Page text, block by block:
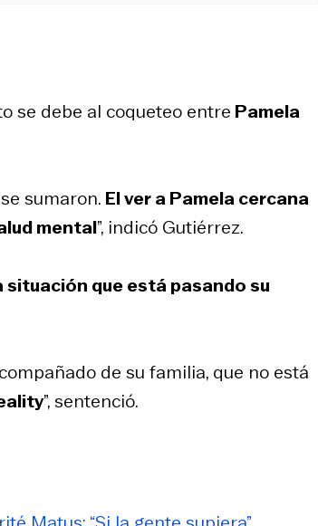
se debe al coqueteo entre Pamela
sumaron. El ver a Pamela cercana
mental”, indicó Gutiérrez.
que está pasando su
de su familia, que no está
”, sentenció.